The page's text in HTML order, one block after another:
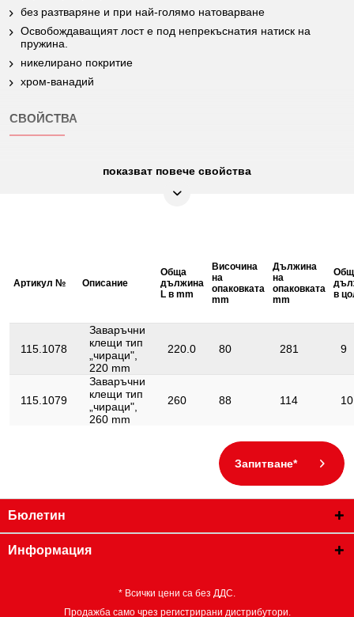
без разтваряне и при най-голямо натоварване
Освобождаващият лост е под непрекъснатия натиск на
пружина.
никелирано покритие
хром-ванадий
СВОЙСТВА
никелирано покритие
обща:
Заваряване на ъгли
Съдържание на
опаковката:
1
Функции – атрибут 1: блокиращ се
показват повече свойства
Артикул № Описание
Обща
дължина
L в mm
Височина
на
опаковката
mm
Дължина
на
опаковката
mm
в
115.1078
Заваръчни
клещи тип
„чираци",
220 mm
220.0 80 281 9
115.1079
Заваръчни
клещи тип
„чираци",
260 mm
260 88 114 10
Запитване*
Бюлетин
Информация
* Всички цени са без ДДС.
Продажба само чрез регистрирани дистрибутори.